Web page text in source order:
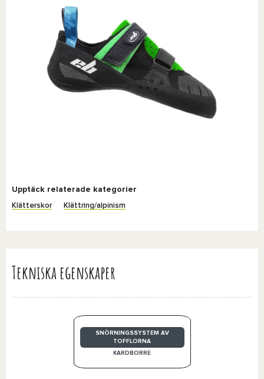
Upptäck relaterade kategorier
Klätterskor Klättring/alpinism
Tekniska egenskaper
SNÖRNINGSSYSTEM AV
TOFFLORNA
KARDBORRE